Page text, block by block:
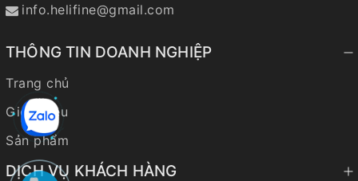
info.helifine@gmail.com
THÔNG TIN DOANH NGHIỆP
Trang chủ
Giới thiệu
Sản phẩm
DỊCH VỤ KHÁCH HÀNG